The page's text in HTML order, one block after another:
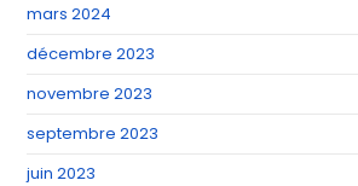
mars 2024
décembre 2023
novembre 2023
septembre 2023
juin 2023